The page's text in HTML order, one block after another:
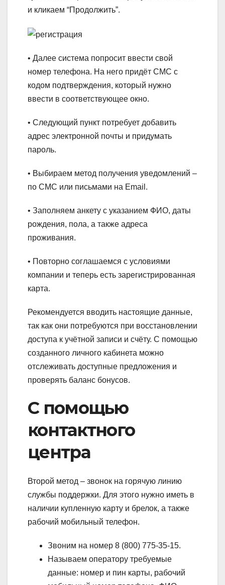
и кликаем “Продолжить”.
• Далее система попросит ввести свой
номер телефона. На него придёт СМС с
кодом подтверждения, который нужно
ввести в соответствующее окно.
• Следующий пункт потребует добавить
адрес электронной почты и придумать
пароль.
• Выбираем метод получения уведомлений –
по СМС или письмами на Email.
• Заполняем анкету с указанием ФИО, даты
рождения, пола, а также адреса
проживания.
• Повторно соглашаемся с условиями
компании и теперь есть зарегистрированная
карта.
Рекомендуется вводить настоящие данные,
так как они потребуются при восстановлении
доступа к учётной записи и счёту. С помощью
созданного личного кабинета можно
отслеживать доступные предложения и
проверять баланс бонусов.
С помощью
контактного
центра
Второй метод – звонок на горячую линию
службы поддержки. Для этого нужно иметь в
наличии купленную карту и брелок, а также
рабочий мобильный телефон.
Звоним на номер 8 (800) 775-35-15.
Называем оператору требуемые
данные: номер и пин карты, рабочий